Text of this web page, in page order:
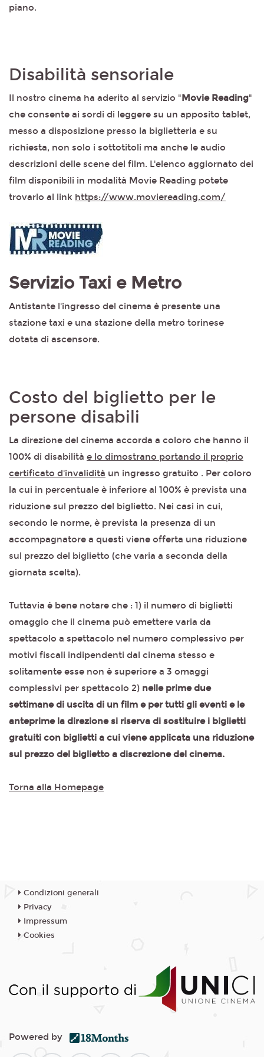
piano.
Disabilità sensoriale
Il nostro cinema ha aderito al servizio " Movie Reading"
che consente ai sordi di leggere su un apposito tablet,
messo a disposizione presso la biglietteria e su
richiesta, non solo i sottotitoli ma anche le audio
descrizioni delle scene del film. L'elenco aggiornato dei
film disponibili in modalità Movie Reading potete
trovarlo al link https://www.moviereading.com/
Servizio Taxi e Metro
Antistante l'ingresso del cinema è presente una
stazione taxi e una stazione della metro torinese
dotata di ascensore.
Costo del biglietto per le
persone disabili
La direzione del cinema accorda a coloro che hanno il
100% di disabilità e lo dimostrano portando il proprio
certificato d'invalidità un ingresso gratuito . Per coloro
la cui in percentuale è inferiore al 100% è prevista una
riduzione sul prezzo del biglietto. Nei casi in cui,
secondo le norme, è prevista la presenza di un
accompagnatore a questi viene offerta una riduzione
sul prezzo del biglietto (che varia a seconda della
giornata scelta).
Tuttavia è bene notare che : 1) il numero di biglietti
omaggio che il cinema può emettere varia da
spettacolo a spettacolo nel numero complessivo per
motivi fiscali indipendenti dal cinema stesso e
solitamente esse non è superiore a 3 omaggi
complessivi per spettacolo 2) nelle prime due
settimane di uscita di un film e per tutti gli eventi e le
anteprime la direzione si riserva di sostituire i biglietti
gratuiti con biglietti a cui viene applicata una riduzione
sul prezzo del biglietto a discrezione del cinema.
Torna alla Homepage
Condizioni generali
Privacy
Impressum
Cookies
Powered by